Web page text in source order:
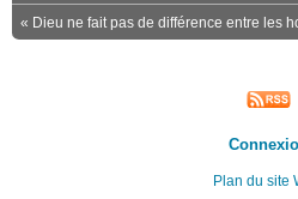
« Dieu ne fait pas de différence entre les
Plan du site